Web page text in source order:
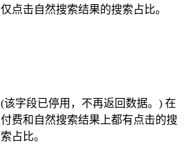
仅点击自然搜索结果的搜索占比。
(该字段已停用，不再返回数据。) 在
付费和自然搜索结果上都有点击的搜
索占比。